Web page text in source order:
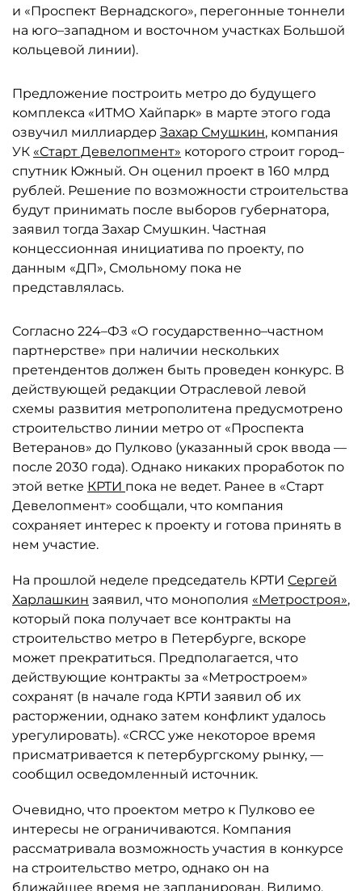
и «Проспект Вернадского», перегонные тоннели
на юго–западном и восточном участках Большой
кольцевой линии).
Предложение построить метро до будущего
комплекса «ИТМО Хайпарк» в марте этого года
озвучил миллиардер Захар Смушкин, компания
УК «Старт Девелопмент» которого строит город–
спутник Южный. Он оценил проект в 160 млрд
рублей. Решение по возможности строительства
будут принимать после выборов губернатора,
заявил тогда Захар Смушкин. Частная
концессионная инициатива по проекту, по
данным «ДП», Смольному пока не
представлялась.
Согласно 224–ФЗ «О государственно–частном
партнерстве» при наличии нескольких
претендентов должен быть проведен конкурс. В
действующей редакции Отраслевой левой
схемы развития метрополитена предусмотрено
строительство линии метро от «Проспекта
Ветеранов» до Пулково (указанный срок ввода —
после 2030 года). Однако никаких проработок по
этой ветке КРТИ пока не ведет. Ранее в «Старт
Девелопмент» сообщали, что компания
сохраняет интерес к проекту и готова принять в
нем участие.
На прошлой неделе председатель КРТИ Сергей
Харлашкин заявил, что монополия «Метростроя»,
который пока получает все контракты на
строительство метро в Петербурге, вскоре
может прекратиться. Предполагается, что
действующие контракты за «Метростроем»
сохранят (в начале года КРТИ заявил об их
расторжении, однако затем конфликт удалось
урегулировать). «CRCC уже некоторое время
присматривается к петербургскому рынку, —
сообщил осведомленный источник.
Очевидно, что проектом метро к Пулково ее
интересы не ограничиваются. Компания
рассматривала возможность участия в конкурсе
на строительство метро, однако он на
ближайшее время не запланирован. Видимо,